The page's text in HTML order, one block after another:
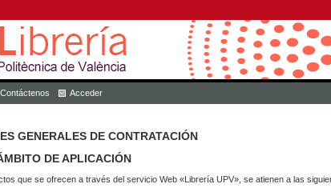
Contáctenos Acceder
GENERALES DE CONTRATACIÓN
DE APLICACIÓN
que se ofrecen a través del servicio Web «Librería UPV», se atienen a las